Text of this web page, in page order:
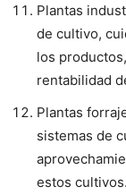
Plantas
de cultivo,
los
rentabilidad
Plantas
sistemas de
estos cultivos.